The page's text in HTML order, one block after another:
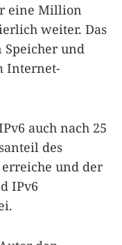
eine Million
weiter. Das
und
Internet-
auch nach 25
des
und der
IPv6